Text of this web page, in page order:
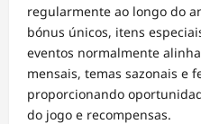
regularmente ao longo do
bónus únicos, itens
eventos normalmente
mensais, temas sazonais e
proporcionando
do jogo e recompensas.